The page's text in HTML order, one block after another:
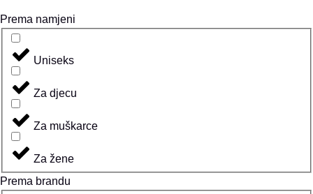
Prema namjeni
Uniseks
Za djecu
Za muškarce
Za žene
Prema brandu